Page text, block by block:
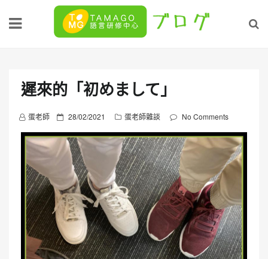
遲來的「初めまして」
蛋老師
P
o
s
d
o
n
28/02/2021 蛋老師雜談 No Comments